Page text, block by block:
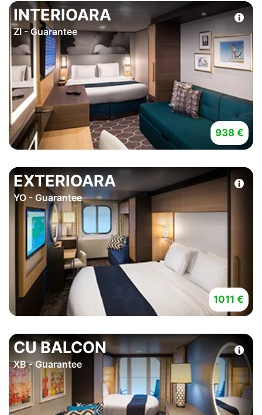
INTERIOARA
ZI - Guarantee
938 €
EXTERIOARA
YO - Guarantee
1011 €
CU BALCON
XB - Guarantee